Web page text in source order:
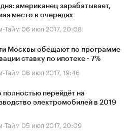
дня: американец зарабатывает,
место в очередях
Тайм 06 июл 2017, 20:08
Москвы обещают по программе
ставку по ипотеке - 7%
Тайм 06 июл 2017, 19:46
полностью перейдёт на
электромобилей в 2019
Тайм 05 июл 2017, 20:09